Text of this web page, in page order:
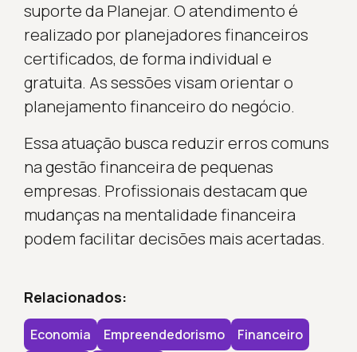
suporte da Planejar. O atendimento é
realizado por planejadores financeiros
certificados, de forma individual e
gratuita. As sessões visam orientar o
planejamento financeiro do negócio.
Essa atuação busca reduzir erros comuns
na gestão financeira de pequenas
empresas. Profissionais destacam que
mudanças na mentalidade financeira
podem facilitar decisões mais acertadas.
Relacionados:
Economia Empreendedorismo
Financeiro